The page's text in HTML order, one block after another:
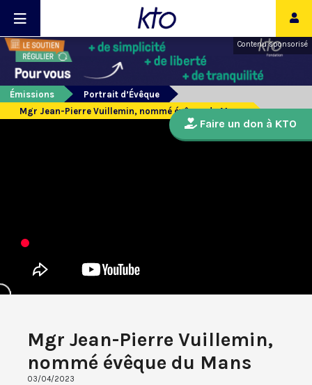
Contenu sponsorisé
Émissions
Portrait d’Évêque
Mgr Jean-Pierre Vuillemin, nommé évêque du Mans
Mgr Jean-Pierre Vuillemin,
nommé évêque du Mans
03/04/2023
Faire un don à KTO